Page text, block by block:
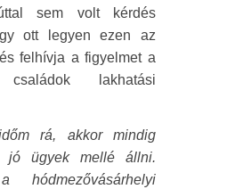
sem volt kérdés
ott legyen ezen az
felhívja a figyelmet a
családok lakhatási
rá, akkor mindig
jó ügyek mellé állni.